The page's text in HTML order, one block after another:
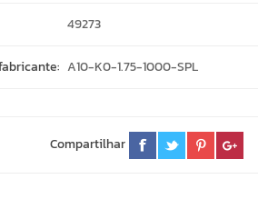
49273
A10-K0-1.75-1000-SPL
Compartilhar